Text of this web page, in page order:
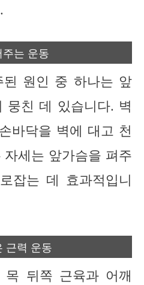
는 운동
된 원인 중 하나는 앞
뭉친 데 있습니다. 벽
바닥을 벽에 대고 천
세는 앞가슴을 펴주
잡는 데 효과적입니
근력 운동
목 뒤쪽 근육과 어깨